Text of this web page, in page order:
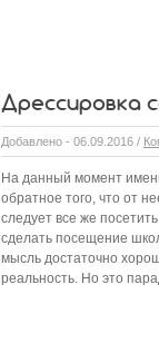
Дрессировка
Добавлено - 06.09.2016 /
На данный момент
обратное того, что от
следует все же
сделать посещение
мысль достаточно
реальность. Но это